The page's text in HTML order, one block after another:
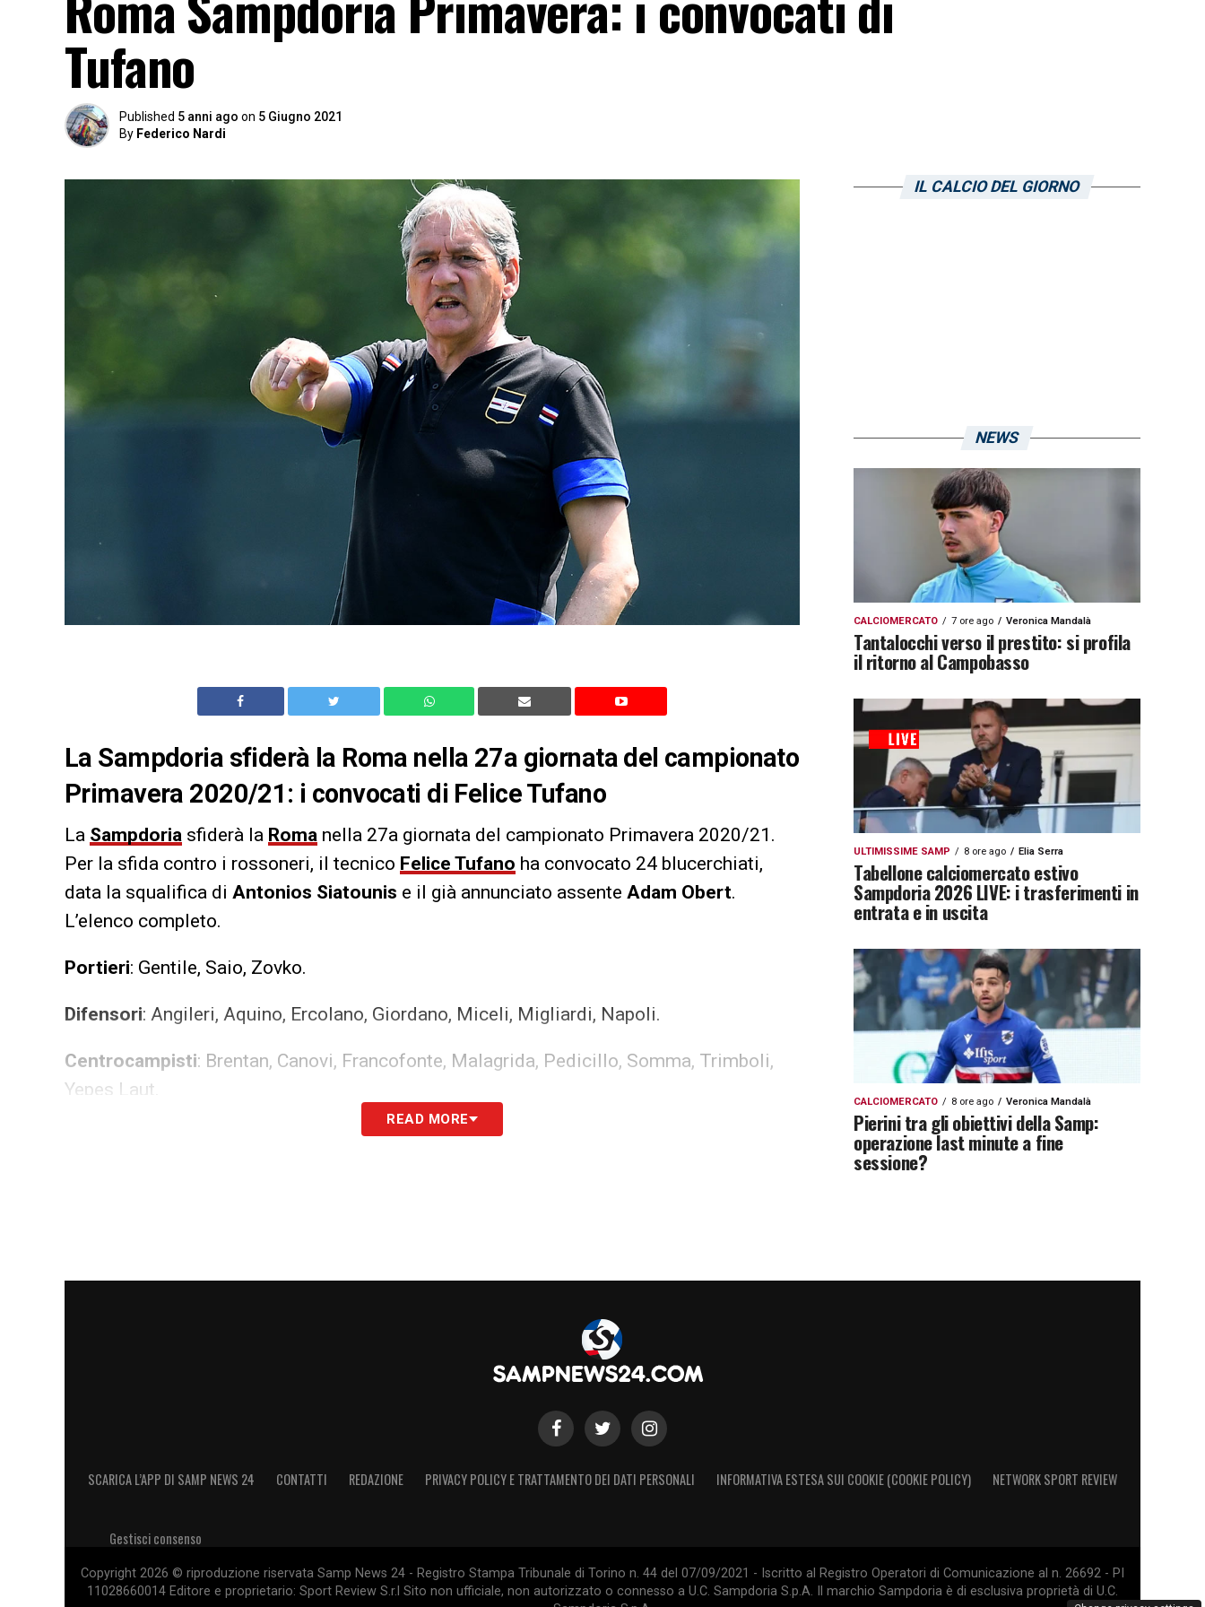
Tufano
Published 5 anni ago on 5 Giugno 2021
By Federico Nardi
La Sampdoria sfiderà la Roma nella 27a giornata del campionato
Primavera 2020/21: i convocati di Felice Tufano
La Sampdoria sfiderà la Roma nella 27a giornata del campionato Primavera 2020/21.
Per la sfida contro i rossoneri, il tecnico Felice Tufano ha convocato 24 blucerchiati,
data la squalifica di Antonios Siatounis e il già annunciato assente Adam Obert.
L’elenco completo.
Portieri: Gentile, Saio, Zovko.
Difensori: Angileri, Aquino, Ercolano, Giordano, Miceli, Migliardi, Napoli.
Centrocampisti: Brentan, Canovi, Francofonte, Malagrida, Pedicillo, Somma, Trimboli,
Yepes Laut.
: Di Stefano, Gaggero, Krawczyk, Marrale, Montevago, Prelec.
READ MORE
IL CALCIO DEL GIORNO
NEWS
CALCIOMERCATO 7 ore ago Veronica Mandalà
Tantalocchi verso il prestito: si profila
il ritorno al Campobasso
ULTIMISSIME SAMP 8 ore ago Elia Serra
Tabellone calciomercato estivo
Sampdoria 2026 LIVE: i trasferimenti in
entrata e in uscita
CALCIOMERCATO 8 ore ago Veronica Mandalà
Pierini tra gli obiettivi della Samp:
operazione last minute a fine
sessione?
SCARICA L’APP DI SAMP NEWS 24 CONTATTI REDAZIONE PRIVACY POLICY E TRATTAMENTO DEI DATI PERSONALI INFORMATIVA ESTESA SUI COOKIE (COOKIE POLICY) NETWORK SPORT REVIEW
Gestisci consenso
Copyright 2026 © riproduzione riservata Samp News 24 - Registro Stampa Tribunale di Torino n. 44 del 07/09/2021 - Iscritto al Registro Operatori di Comunicazione al n. 26692 - PI
11028660014 Editore e proprietario: Sport Review S.r.l Sito non ufficiale, non autorizzato o connesso a U.C. Sampdoria S.p.A. Il marchio Sampdoria è di esclusiva proprietà di U.C.